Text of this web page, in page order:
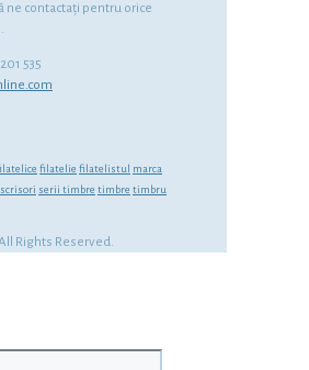
ne contactaţi pentru orice
535
filatelie filatelistul marca
scrisori serii timbre timbre timbru
Rights Reserved.